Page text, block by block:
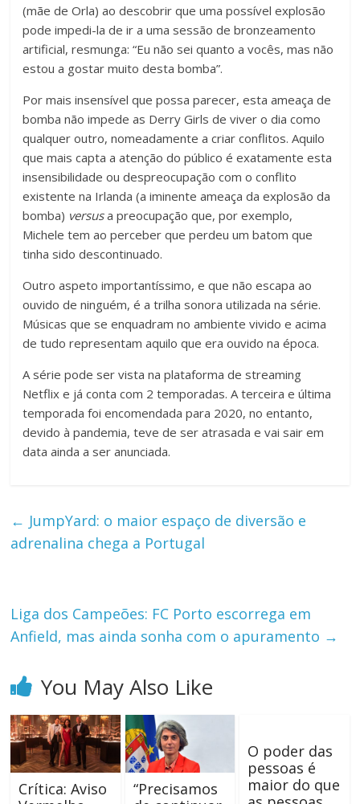
(mãe de Orla) ao descobrir que uma possível explosão
pode impedi-la de ir a uma sessão de bronzeamento
artificial, resmunga: “Eu não sei quanto a vocês, mas não
estou a gostar muito desta bomba”.
Por mais insensível que possa parecer, esta ameaça de
bomba não impede as Derry Girls de viver o dia como
qualquer outro, nomeadamente a criar conflitos. Aquilo
que mais capta a atenção do público é exatamente esta
insensibilidade ou despreocupação com o conflito
existente na Irlanda (a iminente ameaça da explosão da
bomba) versusa preocupação que, por exemplo,
Michele tem ao perceber que perdeu um batom que
tinha sido descontinuado.
Outro aspeto importantíssimo, e que não escapa ao
ouvido de ninguém, é a trilha sonora utilizada na série.
Músicas que se enquadram no ambiente vivido e acima
de tudo representam aquilo que era ouvido na época.
A série pode ser vista na plataforma de streaming
Netflix e já conta com 2 temporadas. A terceira e última
temporada foi encomendada para 2020, no entanto,
devido à pandemia, teve de ser atrasada e vai sair em
data ainda a ser anunciada.
← JumpYard: o maior espaço de diversão e
adrenalina chega a Portugal
Liga dos Campeões: FC Porto escorrega em
Anfield, mas ainda sonha com o apuramento →
You May Also Like
Crítica: Aviso
“Precisamos
O poder das
pessoas é
maior do que